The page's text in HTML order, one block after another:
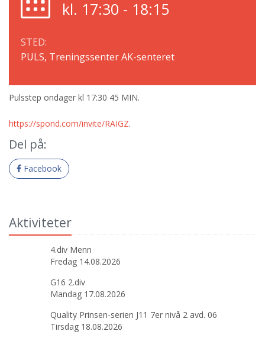
kl. 17:30 - 18:15
STED:
PULS, Treningssenter AK-senteret
Pulsstep ondager kl 17:30 45 MIN.
https://spond.com/invite/RAIGZ.
Del på:
Facebook
Aktiviteter
4.div Menn
Fredag 14.08.2026
G16 2.div
Mandag 17.08.2026
Quality Prinsen-serien J11 7er nivå 2 avd. 06
Tirsdag 18.08.2026